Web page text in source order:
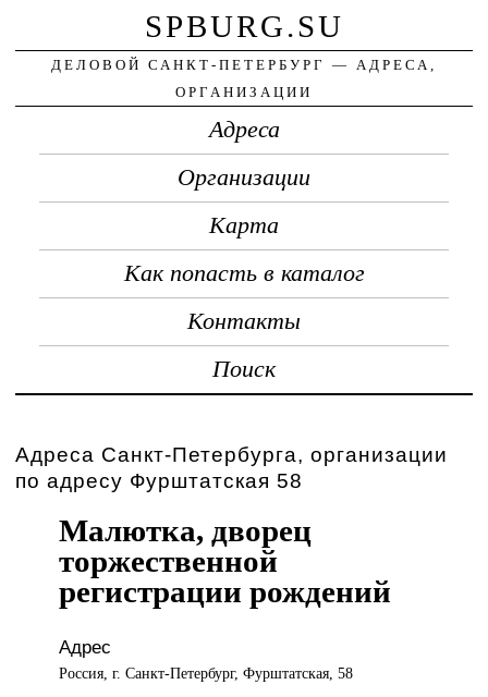
SPBURG.SU
ДЕЛОВОЙ САНКТ-ПЕТЕРБУРГ — АДРЕСА,
ОРГАНИЗАЦИИ
Адреса
Организации
Карта
Как попасть в каталог
Контакты
Поиск
Адреса Санкт-Петербурга, организации
по адресу Фурштатская 58
Малютка, дворец
торжественной
регистрации рождений
Адрес
Россия, г. Санкт-Петербург, Фурштатская, 58